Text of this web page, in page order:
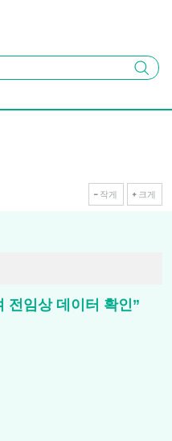
검색
작게 크게
전임상 데이터 확인”